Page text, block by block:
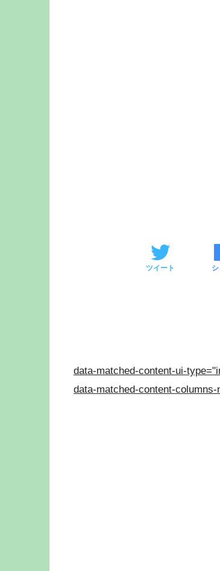
ツイート
data-matched-content-ui-
data-matched-content-columns-